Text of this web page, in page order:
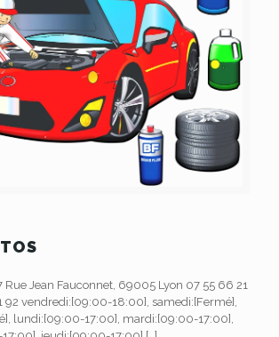
Rue Jean Fauconnet, 69005 Lyon 07 55 66 21
92 vendredi:[09:00-18:00], samedi:[Fermé],
lundi:[09:00-17:00], mardi:[09:00-17:00],